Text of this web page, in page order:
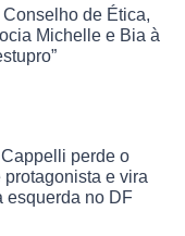
Conselho de Ética,
Michelle e Bia à
perde o
protagonista e vira
esquerda no DF